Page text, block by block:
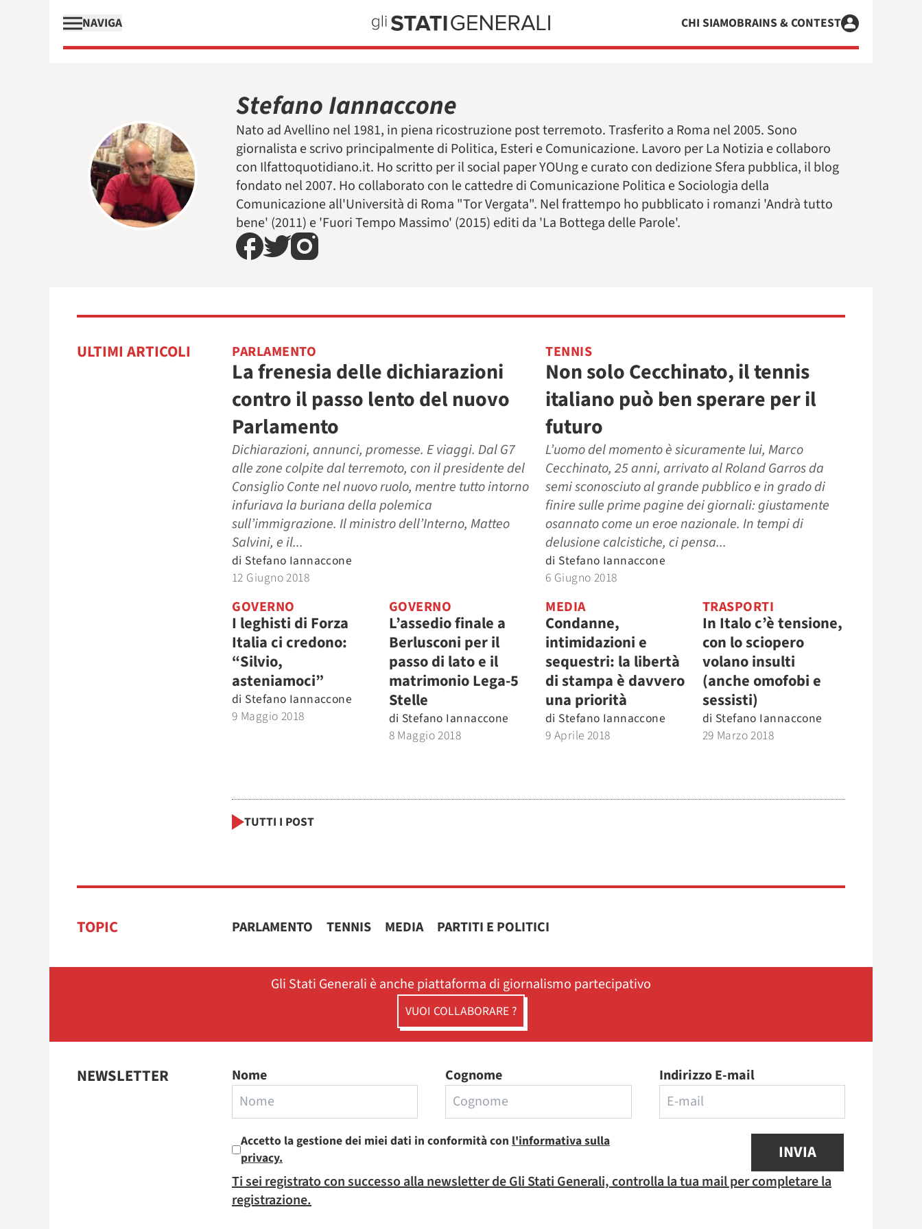
NAVIGA CHI SIAMOBRAINS & CONTEST
Stefano Iannaccone
Nato ad Avellino nel 1981, in piena ricostruzione post terremoto. Trasferito a Roma nel 2005. Sono
giornalista e scrivo principalmente di Politica, Esteri e Comunicazione. Lavoro per La Notizia e collaboro
con Ilfattoquotidiano.it. Ho scritto per il social paper YOUng e curato con dedizione Sfera pubblica, il blog
fondato nel 2007. Ho collaborato con le cattedre di Comunicazione Politica e Sociologia della
Comunicazione all'Università di Roma "Tor Vergata". Nel frattempo ho pubblicato i romanzi 'Andrà tutto
bene' (2011) e 'Fuori Tempo Massimo' (2015) editi da 'La Bottega delle Parole'.
ULTIMI ARTICOLI PARLAMENTO
La frenesia delle dichiarazioni
contro il passo lento del nuovo
Parlamento
Dichiarazioni, annunci, promesse. E viaggi. Dal G7
alle zone colpite dal terremoto, con il presidente del
Consiglio Conte nel nuovo ruolo, mentre tutto intorno
infuriava la buriana della polemica
sull’immigrazione. Il ministro dell’Interno, Matteo
Salvini, e il...
di Stefano Iannaccone
12 Giugno 2018
TENNIS
Non solo Cecchinato, il tennis
italiano può ben sperare per il
futuro
L’uomo del momento è sicuramente lui, Marco
Cecchinato, 25 anni, arrivato al Roland Garros da
semi sconosciuto al grande pubblico e in grado di
finire sulle prime pagine dei giornali: giustamente
osannato come un eroe nazionale. In tempi di
delusione calcistiche, ci pensa...
di Stefano Iannaccone
6 Giugno 2018
GOVERNO
I leghisti di Forza
Italia ci credono:
“Silvio,
asteniamoci”
di Stefano Iannaccone
9 Maggio 2018
GOVERNO
L’assedio finale a
Berlusconi per il
passo di lato e il
matrimonio Lega-5
Stelle
di Stefano Iannaccone
8 Maggio 2018
MEDIA
Condanne,
intimidazioni e
sequestri: la libertà
di stampa è davvero
una priorità
di Stefano Iannaccone
9 Aprile 2018
TRASPORTI
In Italo c’è tensione,
con lo sciopero
volano insulti
(anche omofobi e
sessisti)
di Stefano Iannaccone
29 Marzo 2018
TUTTI I POST
TOPIC PARLAMENTO TENNIS MEDIA PARTITI E POLITICI
Gli Stati Generali è anche piattaforma di giornalismo partecipativo
VUOI COLLABORARE ?
NEWSLETTER Nome Cognome Indirizzo E-mail
Accetto la gestione dei miei dati in conformità con l'informativa sulla
privacy.
INVIA
Ti sei registrato con successo alla newsletter de Gli Stati Generali, controlla la tua mail per completare la
registrazione.